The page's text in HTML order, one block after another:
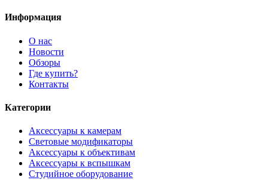
Информация
О нас
Новости
Обзоры
Где купить?
Контакты
Категории
Аксессуары к камерам
Световые модификаторы
Аксессуары к объективам
Аксессуары к вспышкам
Студийное оборудование